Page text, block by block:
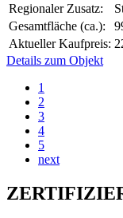
Regionaler Zusatz:
Gesamtfläche (ca.):
Aktueller Kaufpreis:
Details zum Objekt
1
2
3
4
5
next